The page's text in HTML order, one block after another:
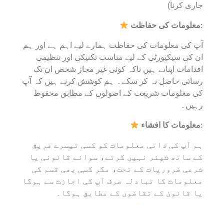
جاری کرنا)
معلومات کی حفاظت:
آپ کی معلومات کی حفاظت ہمارے لیے اہم ہے اور ہم
ان کی سیکیورٹی کے لیے مناسب تکنیکی اور تنظیمی
اقدامات اپناتے ہیں تاکہ کوئی غیر مجاز شخص ان تک
رسائی حاصل نہ کر سکے۔ ہم کوشش کرتے ہیں کہ آپ
کی معلومات شریعت کے اصولوں کے مطابق محفوظ
رہیں۔
معلومات کا افشاء:
ہم آپ کی ذاتی معلومات کو کسی تیسرے فریق
کے ساتھ شیئر نہیں کرتے، سوائے قانونی یا
شرعی ضروریات کے تحت، مگر کسی بھی قسم کی
معلومات کا تبادلہ صرف آپ کی اجازت سے ہوگا
یا قانون کے تقاضوں کے مطابق ہوگا۔